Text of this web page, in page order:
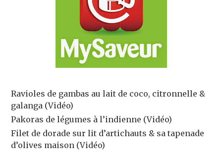
Ravioles de gambas au lait de coco, citronnelle &
galanga (Vidéo)
Pakoras de légumes à l’indienne (Vidéo)
Filet de dorade sur lit d’artichauts & sa tapenade
d’olives maison (Vidéo)